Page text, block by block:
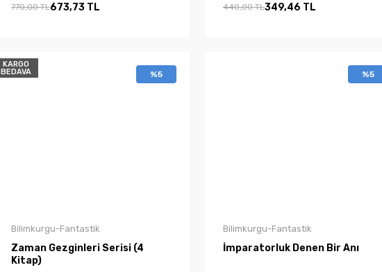
770,00 TL673,73 TL 440,00 TL349,46 TL
KARGO
BEDAVA
%5
Bilimkurgu-Fantastik
Zaman Gezginleri Serisi (4
Kitap)
%5
Bilimkurgu-Fantastik
İmparatorluk Denen Bir Anı